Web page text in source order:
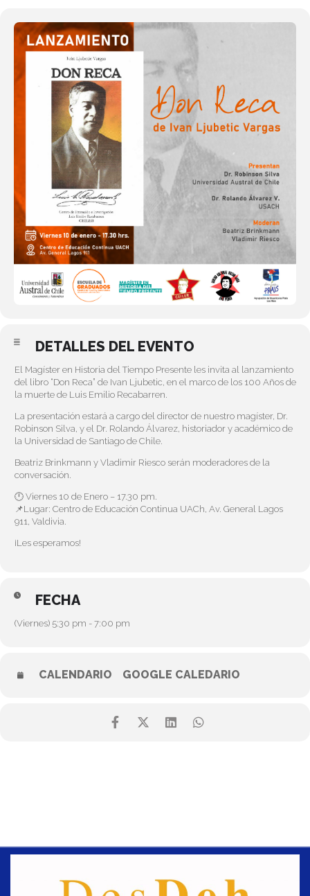
DETALLES DEL EVENTO
El Magíster en Historia del Tiempo Presente les invita al lanzamiento
del libro “Don Reca” de Ivan Ljubetic, en el marco de los 100 Años de
la muerte de Luis Emilio Recabarren.
La presentación estará a cargo del director de nuestro magíster, Dr.
Robinson Silva, y el Dr. Rolando Álvarez, historiador y académico de
la Universidad de Santiago de Chile.
Beatriz Brinkmann y Vladimir Riesco serán moderadores de la
conversación.
🕛 Viernes 10 de Enero – 17.30 pm.
📌Lugar: Centro de Educación Continua UACh, Av. General Lagos
911, Valdivia.
¡Les esperamos!
FECHA
(Viernes) 5:30 pm - 7:00 pm
CALENDARIO GOOGLE CALEDARIO